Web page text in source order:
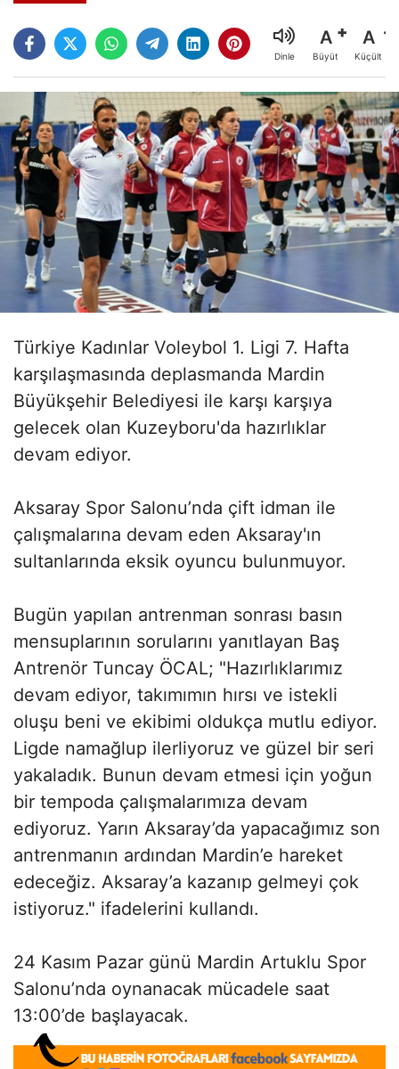
Dinle
A
Büyüt
A
Küçült
Türkiye Kadınlar Voleybol 1. Ligi 7. Hafta
karşılaşmasında deplasmanda Mardin
Büyükşehir Belediyesi ile karşı karşıya
gelecek olan Kuzeyboru'da hazırlıklar
devam ediyor.
Aksaray Spor Salonu’nda çift idman ile
çalışmalarına devam eden Aksaray'ın
sultanlarında eksik oyuncu bulunmuyor.
Bugün yapılan antrenman sonrası basın
mensuplarının sorularını yanıtlayan Baş
Antrenör Tuncay ÖCAL; "Hazırlıklarımız
devam ediyor, takımımın hırsı ve istekli
oluşu beni ve ekibimi oldukça mutlu ediyor.
Ligde namağlup ilerliyoruz ve güzel bir seri
yakaladık. Bunun devam etmesi için yoğun
bir tempoda çalışmalarımıza devam
ediyoruz. Yarın Aksaray’da yapacağımız son
antrenmanın ardından Mardin’e hareket
edeceğiz. Aksaray’a kazanıp gelmeyi çok
istiyoruz." ifadelerini kullandı.
24 Kasım Pazar günü Mardin Artuklu Spor
Salonu’nda oynanacak mücadele saat
13:00’de başlayacak.